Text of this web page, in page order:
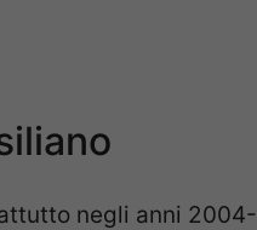
negli anni 2004-